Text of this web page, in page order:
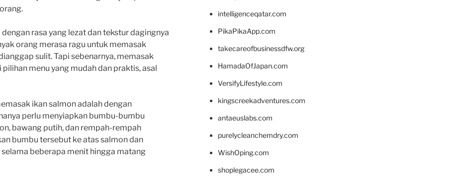
rasa yang lezat dan tekstur dagingnya
orang merasa ragu untuk memasak
sulit. Tapi sebenarnya, memasak
menu yang mudah dan praktis, asal
ikan salmon adalah dengan
perlu menyiapkan bumbu-bumbu
bawang putih, dan rempah-rempah
bumbu tersebut ke atas salmon dan
beberapa menit hingga matang
intelligenceqatar.com
PikaPikaApp.com
takecareofbusinessdfw.org
HamadaOfJapan.com
VersifyLifestyle.com
kingscreekadventures.com
antaeuslabs.com
purelycleanchemdry.com
WishOping.com
shoplegacee.com